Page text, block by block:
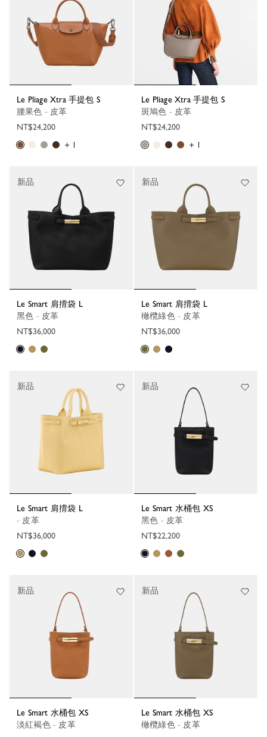
Le Pliage Xtra 手提包 S
腰果色 - 皮革
NT$24,200
+ 1
Le Pliage Xtra 手提包 S
斑鳩色 - 皮革
NT$24,200
+ 1
Le Smart 肩揹袋 L
黑色 - 皮革
NT$36,000
新品
Le Smart 肩揹袋 L
橄欖綠色 - 皮革
NT$36,000
新品
Le Smart 肩揹袋 L
- 皮革
NT$36,000
新品
Le Smart 水桶包 XS
黑色 - 皮革
NT$22,200
新品
Le Smart 水桶包 XS
淡紅褐色 - 皮革
新品
Le Smart 水桶包 XS
橄欖綠色 - 皮革
新品